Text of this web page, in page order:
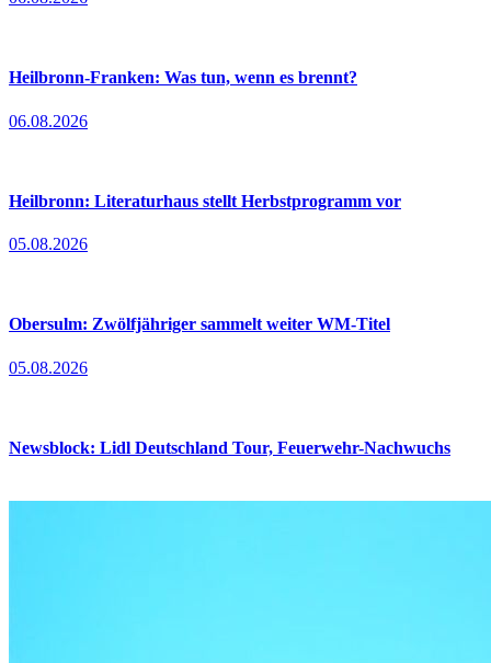
Heilbronn-Franken: Was tun, wenn es brennt?
06.08.2026
Heilbronn: Literaturhaus stellt Herbstprogramm vor
05.08.2026
Obersulm: Zwölfjähriger sammelt weiter WM-Titel
05.08.2026
Newsblock: Lidl Deutschland Tour, Feuerwehr-Nachwuchs